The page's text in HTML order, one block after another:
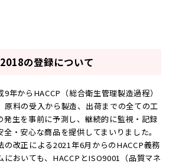
の登録について
年からHACCP（総合衛生管理製造過程）
原料の受入から製造、出荷までの全ての工
発生を事前に予測し、継続的に監視・記録
・安心な商品を提供してまいりました。
の改正による2021年6月からのHACCP義務
においても、HACCPとISO9001（品質マネ